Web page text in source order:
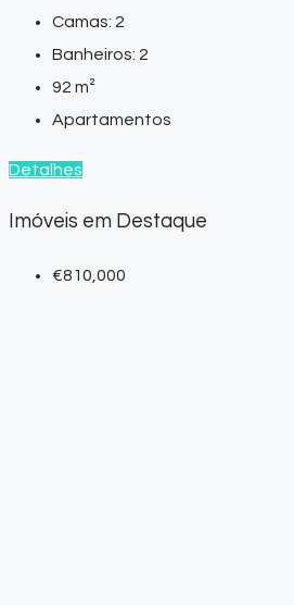
Camas: 2
Banheiros: 2
92 m²
Apartamentos
Detalhes
Imóveis em Destaque
€810,000